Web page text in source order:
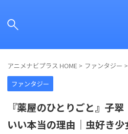
アニメナビプラス HOME > ファンタジー >
ファンタジー
『薬屋のひとりごと』子
いい本当の理由｜虫好き